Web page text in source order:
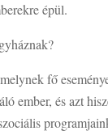
épül.
fő
ember, és azt